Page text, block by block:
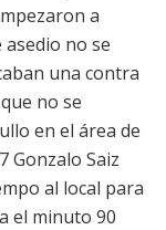
a
no se
una contra
no se
en el área de
Gonzalo Saiz
al local para
el minuto 90